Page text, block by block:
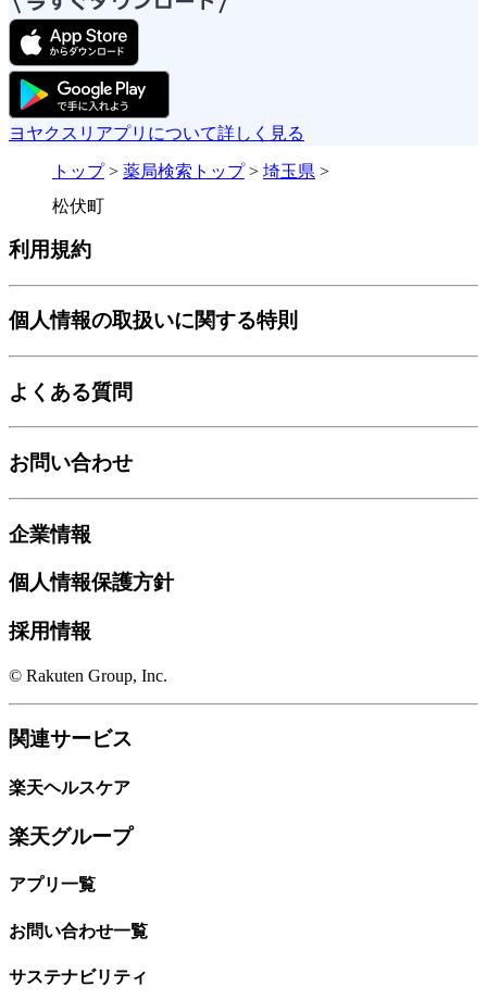
ヨヤクスリアプリについて詳しく見る
トップ> 薬局検索トップ> 埼玉県 >
松伏町
利用規約
個人情報の取扱いに関する特則
よくある質問
お問い合わせ
企業情報
個人情報保護方針
採用情報
© Rakuten Group, Inc.
関連サービス
楽天ヘルスケア
楽天グループ
アプリ一覧
お問い合わせ一覧
サステナビリティ